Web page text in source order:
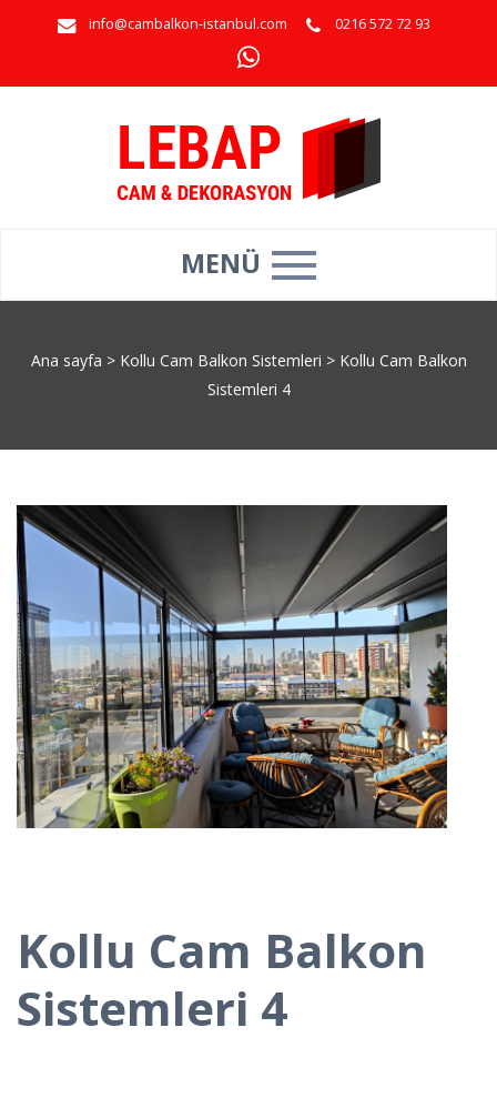
info@cambalkon-istanbul.com 0216 572 72 93
MENÜ
Ana sayfa > Kollu Cam Balkon Sistemleri > Kollu Cam Balkon
Sistemleri 4
Kollu Cam Balkon
Sistemleri 4